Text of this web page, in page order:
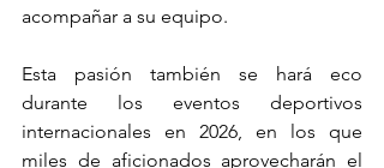
acompañar a su equipo.
Esta pasión también se hará eco
durante los eventos deportivos
internacionales en 2026, en los que
miles de aficionados aprovecharán el